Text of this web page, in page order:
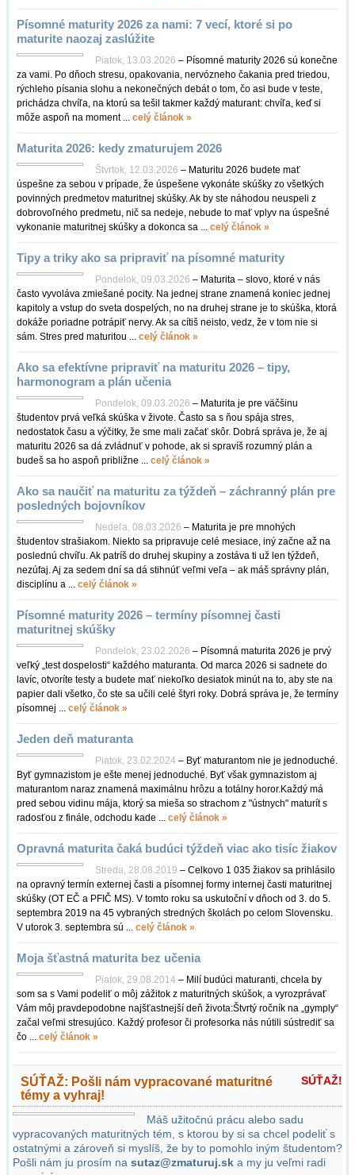
Písomné maturity 2026 za nami: 7 vecí, ktoré si po
maturite naozaj zaslúžite
Piatok, 13.03.2026 – Písomné maturity 2026 sú konečne
za vami. Po dňoch stresu, opakovania, nervózneho čakania pred triedou,
rýchleho písania slohu a nekonečných debát o tom, čo asi bude v teste,
prichádza chvíľa, na ktorú sa tešil takmer každý maturant: chvíľa, keď si
môže aspoň na moment ... celý článok »
Maturita 2026: kedy zmaturujem 2026
Štvrtok, 12.03.2026 – Maturitu 2026 budete mať
úspešne za sebou v prípade, že úspešene vykonáte skúšky zo všetkých
povinných predmetov maturitnej skúšky. Ak by ste náhodou neuspeli z
dobrovoľného predmetu, nič sa nedeje, nebude to mať vplyv na úspešné
vykonanie maturitnej skúšky a dokonca sa ... celý článok »
Tipy a triky ako sa pripraviť na písomné maturity
Pondelok, 09.03.2026 – Maturita – slovo, ktoré v nás
často vyvoláva zmiešané pocity. Na jednej strane znamená koniec jednej
kapitoly a vstup do sveta dospelých, no na druhej strane je to skúška, ktorá
dokáže poriadne potrápiť nervy. Ak sa cítiš neisto, vedz, že v tom nie si
sám. Stres pred maturitou ... celý článok »
Ako sa efektívne pripraviť na maturitu 2026 – tipy,
harmonogram a plán učenia
Pondelok, 09.03.2026 – Maturita je pre väčšinu
študentov prvá veľká skúška v živote. Často sa s ňou spája stres,
nedostatok času a výčitky, že sme mali začať skôr. Dobrá správa je, že aj
maturitu 2026 sa dá zvládnuť v pohode, ak si spravíš rozumný plán a
budeš sa ho aspoň približne ... celý článok »
Ako sa naučiť na maturitu za týždeň – záchranný plán pre
posledných bojovníkov
Nedeľa, 08.03.2026 – Maturita je pre mnohých
študentov strašiakom. Niekto sa pripravuje celé mesiace, iný začne až na
poslednú chvíľu. Ak patríš do druhej skupiny a zostáva ti už len týždeň,
nezúfaj. Aj za sedem dní sa dá stihnúť veľmi veľa – ak máš správny plán,
disciplínu a ... celý článok »
Písomné maturity 2026 – termíny písomnej časti
maturitnej skúšky
Pondelok, 23.02.2026 – Písomná maturita 2026 je prvý
veľký „test dospelosti“ každého maturanta. Od marca 2026 si sadnete do
lavíc, otvoríte testy a budete mať niekoľko desiatok minút na to, aby ste na
papier dali všetko, čo ste sa učili celé štyri roky. Dobrá správa je, že termíny
písomnej ... celý článok »
Jeden deň maturanta
Piatok, 23.02.2024 – Byť maturantom nie je jednoduché.
Byť gymnazistom je ešte menej jednoduché. Byť však gymnazistom aj
maturantom naraz znamená maximálnu hrôzu a totálny horor.Každý má
pred sebou vidinu mája, ktorý sa mieša so strachom z "ústnych" maturít s
radosťou z finále, odchodu kade ... celý článok »
Opravná maturita čaká budúci týždeň viac ako tisíc žiakov
Streda, 28.08.2019 – Celkovo 1 035 žiakov sa prihlásilo
na opravný termín externej časti a písomnej formy internej časti maturitnej
skúšky (OT EČ a PFIČ MS). V tomto roku sa uskutoční v dňoch od 3. do 5.
septembra 2019 na 45 vybraných stredných školách po celom Slovensku.
V utorok 3. septembra sú ... celý článok »
Moja šťastná maturita bez učenia
Piatok, 29.08.2014 – Milí budúci maturanti, chcela by
som sa s Vami podeliť o môj zážitok z maturitných skúšok, a vyrozprávať
Vám môj pravdepodobne najšťastnejší deň života:Štvrtý ročník na „gymply“
začal veľmi stresujúco. Každý profesor či profesorka nás nútili sústrediť sa
čo ... celý článok »
SÚŤAŽ!
SÚŤAŽ: Pošli nám vypracované maturitné
témy a vyhraj!
Máš užitočnú prácu alebo sadu
vypracovaných maturitných tém, s ktorou by si sa chcel podeliť s
ostatnými a zároveň si myslíš, že by to pomohlo iným študentom?
Pošli nám ju prosím na sutaz@zmaturuj.sk a my ju veľmi radi